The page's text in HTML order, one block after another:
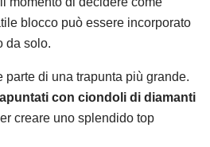
blocco può essere incorporato
da solo.
di una trapunta più grande.
con ciondoli di diamanti
creare uno splendido top